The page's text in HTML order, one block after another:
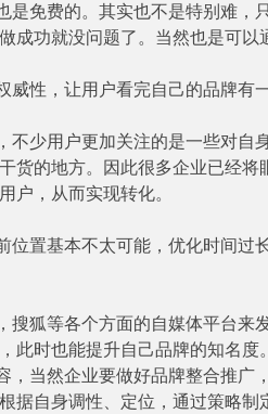
是免费的。其实也不是特别难，
成功就没问题了。当然也是可以
性，让用户看完自己的品牌有
不少用户更加关注的是一些对自
货的地方。因此很多企业已经
户，从而实现转化。
位置基本不太可能，优化时间过
搜狐等各个方面的自媒体平台来
此时也能提升自己品牌的知名度。
，当然企业要做好品牌整合推广
据自身调性、定位，通过策略